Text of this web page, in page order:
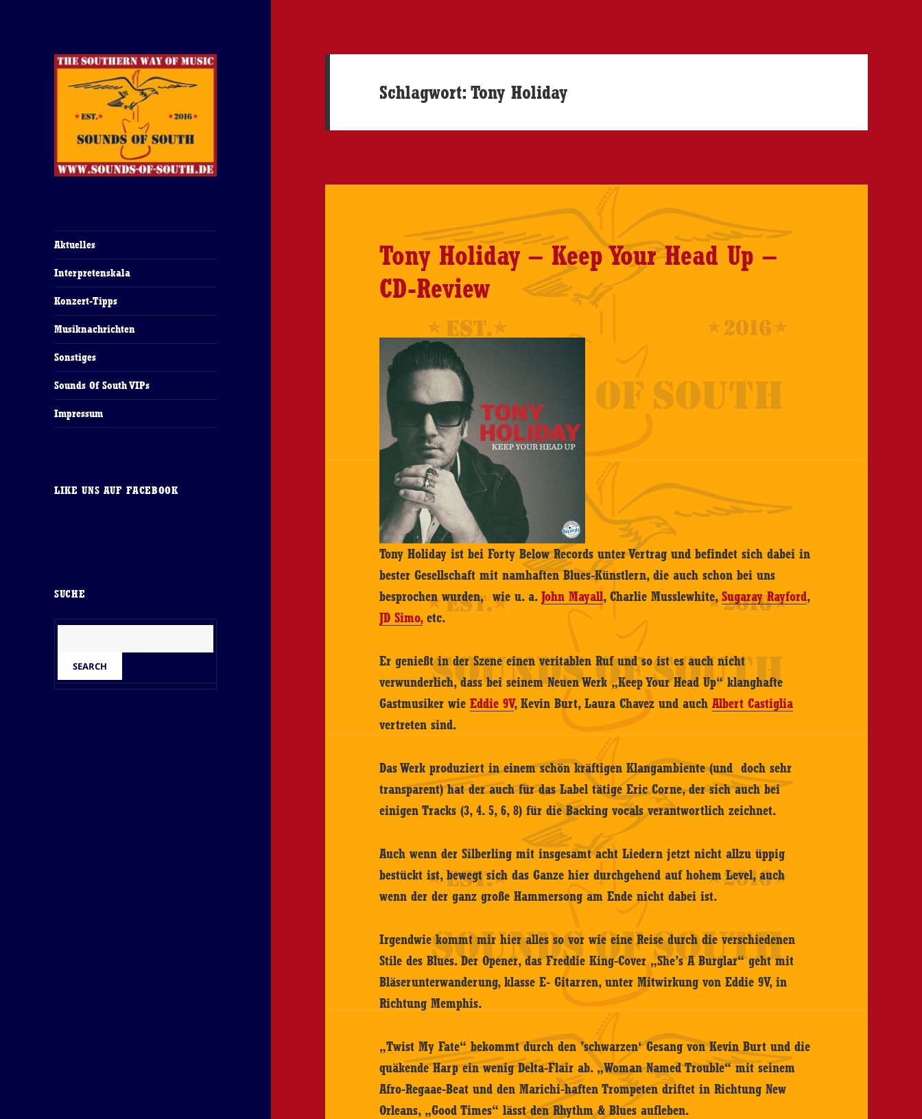
Aktuelles
Interpretenskala
Konzert-Tipps
Musiknachrichten
Sonstiges
Sounds Of South VIPs
Impressum
LIKE UNS AUF FACEBOOK
SUCHE
Schlagwort:Tony Holiday
Tony Holiday – Keep Your Head Up –
CD-Review
Tony Holiday ist bei Forty Below Records unter Vertrag und befindet sich dabei in
bester Gesellschaft mit namhaften Blues-Künstlern, die auch schon bei uns
besprochen wurden, wie u. a.John Mayall, Charlie Musslewhite,Sugaray Rayford,
JD Simo,etc.
Er genießt in der Szene einen veritablen Ruf und so ist es auch nicht
verwunderlich, dass bei seinem Neuen Werk „Keep Your Head Up“ klanghafte
Gastmusiker wieEddie 9V, Kevin Burt, Laura Chavez und auchAlbert Castiglia
vertreten sind.
Das Werk produziert in einem schön kräftigen Klangambiente (und doch sehr
transparent) hat der auch für das Label tätige Eric Corne, der sich auch bei
einigen Tracks (3, 4. 5, 6, 8) für die Backing vocals verantwortlich zeichnet.
Auch wenn der Silberling mit insgesamt acht Liedern jetzt nicht allzu üppig
bestückt ist, bewegt sich das Ganze hier durchgehend auf hohem Level, auch
wenn der der ganz große Hammersong am Ende nicht dabei ist.
Irgendwie kommt mir hier alles so vor wie eine Reise durch die verschiedenen
Stile des Blues. Der Opener, das Freddie King-Cover „She’s A Burglar“ geht mit
Bläserunterwanderung, klasse E- Gitarren, unter Mitwirkung von Eddie 9V, in
Richtung Memphis.
„Twist My Fate“ bekommt durch den ’schwarzen‘ Gesang von Kevin Burt und die
quäkende Harp ein wenig Delta-Flair ab. „Woman Named Trouble“ mit seinem
Afro-Regaae-Beat und den Marichi-haften Trompeten driftet in Richtung New
Orleans, „Good Times“ lässt den Rhythm & Blues aufleben.